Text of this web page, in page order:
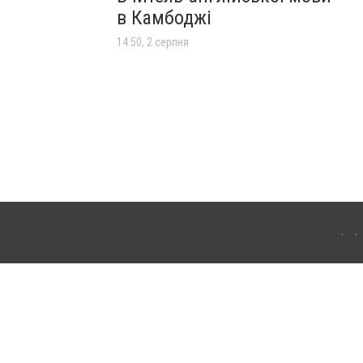
в Камбоджі
14:50, 2 серпня